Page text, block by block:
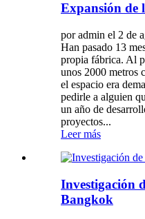
Expansión de
por admin el 2 de
Han pasado 13
propia fábrica. Al
unos 2000 metros
el espacio era
pedirle a alguien
un año de
proyectos...
Leer más
Investigación
Bangkok